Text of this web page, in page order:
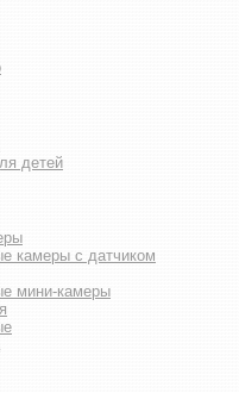
детей
камеры с датчиком
мини-камеры